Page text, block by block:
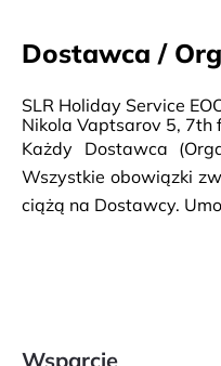
Dostawca /
SLR Holiday Service
Nikola Vaptsarov 5, 7th
Każdy Dostawca
Wszystkie obowiązki
ciążą na Dostawcy.
Wsparcie